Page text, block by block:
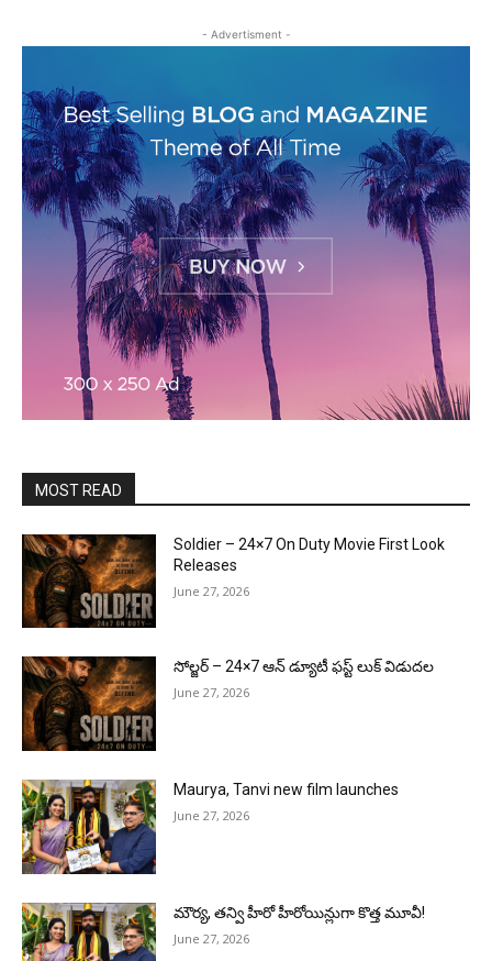
- Advertisment -
MOST READ
Soldier – 24×7 On Duty Movie First Look
Releases
June 27, 2026
సోల్జర్ – 24×7 ఆన్ డ్యూటీ ఫస్ట్ లుక్ విడుదల
June 27, 2026
Maurya, Tanvi new film launches
June 27, 2026
మౌర్య‌, త‌న్వి హీరో హీరోయిన్లుగా కొత్త మూవీ!
June 27, 2026